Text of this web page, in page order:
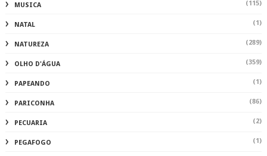
MUSICA (115)
NATAL (1)
NATUREZA (289)
OLHO D'ÁGUA (359)
PAPEANDO (1)
PARICONHA (86)
PECUARIA (2)
PEGAFOGO (1)